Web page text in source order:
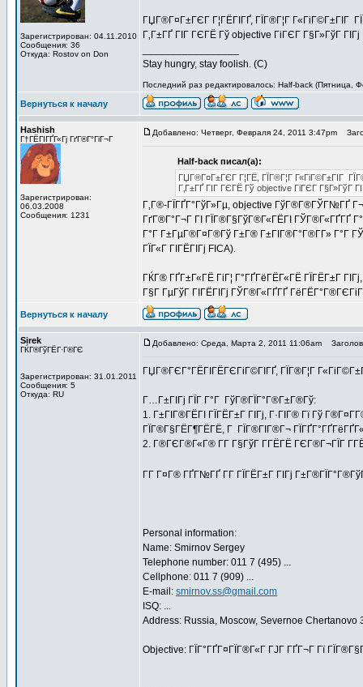
Зарегистрирован: 04.11.2010
Сообщения: 36
Откуда: Rostov on Don
ГЏГ®Г¤Г±ГЄГ Г¦ГЁГІГҐ, ГЇГ®Г¦Г Г«ГіГ©Г±ГІГ
Г‚Г±ГҐ ГІГ ГЄГЁ Гў objective ГіГЄГ Г§Г»ГўГ
Stay hungry, stay foolish. (C)
Последний раз редактировалось: Half-back (Пятница,
Вернуться к началу
Hashish
Г†ГЁГІГҐГ«Гј ГґГ®Г°ГіГ¬Г
Зарегистрирован:
06.03.2008
Сообщения: 1231
Добавлено: Четверг, Февраля 24, 2011 3:47pm
Half-back писал(а):
ГЏГ®Г¤Г±ГЄГ Г¦ГЁ, ГЇГ®Г¦Г Г«ГіГ©Г±ГІГ
Г‚Г±ГҐ ГІГ ГЄГЁ Гў objective ГіГЄГ Г§Г»ГўГ
Г‚Г®-ГЇГҐГ°ГўГ»Гµ, objective ГўГ®Г®ГЎГ№ГҐ
ГґГ®Г°Г¬Г ГІ ГЇГ®Г§ГўГ®Г«ГЁГІ ГЎГ®Г«ГҐГҐ
Г°Г Г±ГµГ®Г¤Г®Гў Г±Г® Г±ГІГ®Г°Г®Г­Г» Г°Г
ГЇГ«Г ГІГЁГІГј FICA).
ГЌГ® ГҐГ±Г«ГЁ ГіГ¦ Г°ГҐГёГЁГ«ГЁ ГЇГЁГ±Г
Г§Г ГµГўГ ГІГЁГІГј ГЎГ®Г«ГҐГҐ
Вернуться к началу
Sirek
ГЌГ®ГўГЁГ·Г®ГЄ
Зарегистрирован: 31.01.2011
Сообщения: 5
Откуда: RU
Добавлено: Среда, Марта 2, 2011 11:06am
ГЏГ®ГЄГ°ГЁГІГЁГЄГіГ©ГІГҐ, ГЇГ®Г¦Г
Г…Г±ГІГј ГЇГ Г°Г ГўГ®ГЇГ°Г®Г±Г®Гў:
1. Г±ГІГ®ГЁГІ ГЇГЁГ±Г ГІГј, Г·ГІГ® Гї Гў
ГЇГ®Г§ГЁГ¶ГЁГЁ, Г ГЇГ®ГІГ®Г¬
2. Г®ГЄГ®Г«Г® Г­Г Г§ГўГ Г­ГЁГЁ ГЄГ®Г¬ГЇГ
Г­Г Г¤Г® ГҐГ№ГҐ Г­Г ГЇГЁГ±Г ГІГј
Personal information:
Name: Smirnov Sergey
Telephone number: 011 7 (495) ...
Cellphone: 011 7 (909) ...
E-mail: smirnov.ss@gmail.com
ISQ: ...
Address: Russia, Moscow, Severnoe Chertanovo
Objective: ГЇГ°ГҐГ¤ГЇГ®Г«Г ГЈГ ГҐГ¬Г Гї